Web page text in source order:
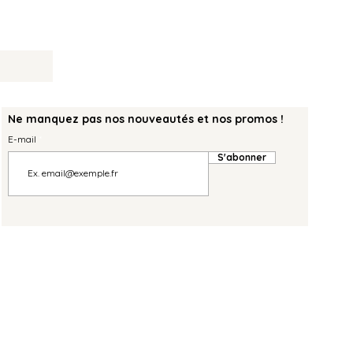
Ne manquez pas nos nouveautés et nos promos !
E-mail
S'abonner